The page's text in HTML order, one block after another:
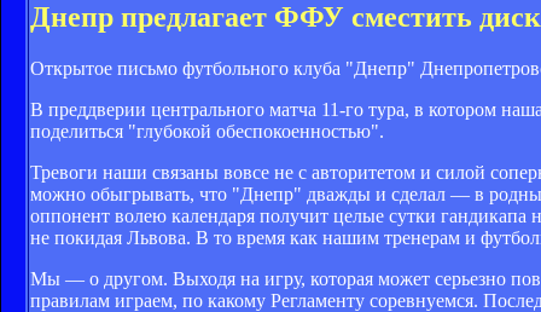
Днепр предлагает ФФУ сместить
Открытое письмо футбольного клуба "Днепр"
В преддверии центрального матча 11-го тура, в котором
поделиться "глубокой обеспокоенностью".
Тревоги наши связаны вовсе не с авторитетом и силой
можно обыгрывать, что "Днепр" дважды и сделал — в
оппонент волею календаря получит целые сутки
не покидая Львова. В то время как нашим тренерам и
Мы — о другом. Выходя на игру, которая может серьезно
правилам играем, по какому Регламенту соревнуемся.